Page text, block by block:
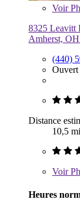
Voir
8325 Leavitt
Amherst, OH
(440)
Ouvert
Distance
10,5
Voir
Heures